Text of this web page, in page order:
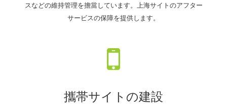
スなどの維持管理を擔當しています。上海サイトのアフター
サービスの保障を提供します。
攜帯サイトの建設